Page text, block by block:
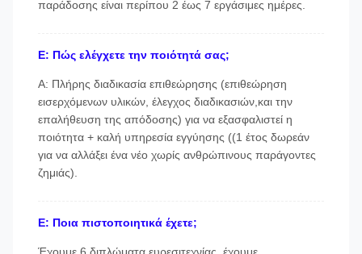
παράδοσης είναι περίπου 2 έως 7 εργάσιμες ημέρες.
Ε: Πώς ελέγχετε την ποιότητά σας;
Α: Πλήρης διαδικασία επιθεώρησης (επιθεώρηση
εισερχόμενων υλικών, έλεγχος διαδικασιών,και την
επαλήθευση της απόδοσης) για να εξασφαλιστεί η
ποιότητα + καλή υπηρεσία εγγύησης ((1 έτος δωρεάν
για να αλλάξει ένα νέο χωρίς ανθρώπινους παράγοντες
ζημιάς).
Ε: Ποια πιστοποιητικά έχετε;